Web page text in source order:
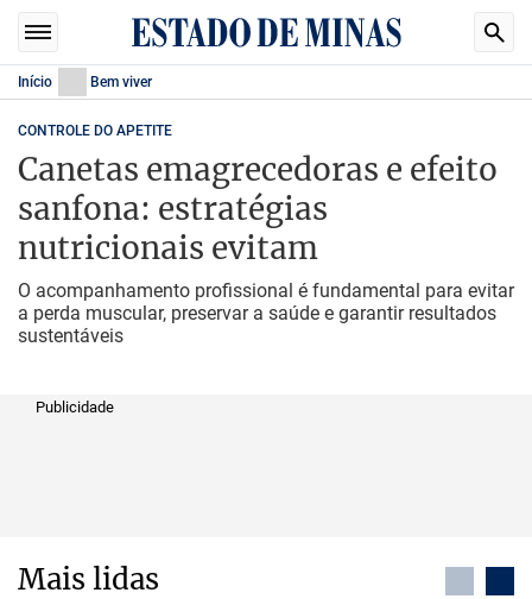
Início Bem viver
CONTROLE DO APETITE
Canetas emagrecedoras e efeito
sanfona: estratégias
nutricionais evitam
O acompanhamento profissional é fundamental para evitar
a perda muscular, preservar a saúde e garantir resultados
sustentáveis
Publicidade
Mais lidas